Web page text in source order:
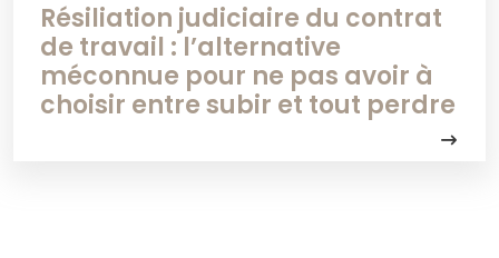
Résiliation judiciaire du contrat
de travail : l’alternative
méconnue pour ne pas avoir à
choisir entre subir et tout perdre